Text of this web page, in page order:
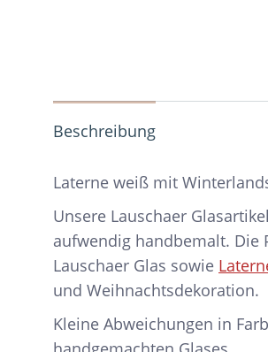
Beschreibung
Laterne weiß mit
Unsere Lauschaer
aufwendig handbemalt. Die
Lauschaer Glas sowie
und Weihnachtsdekoration.
Kleine Abweichungen in